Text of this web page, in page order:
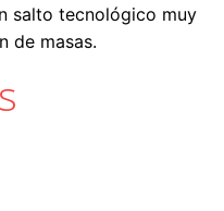
salto tecnológico muy
de masas.